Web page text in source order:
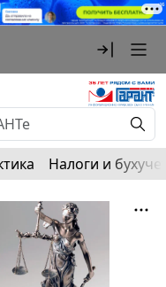
Налоги и